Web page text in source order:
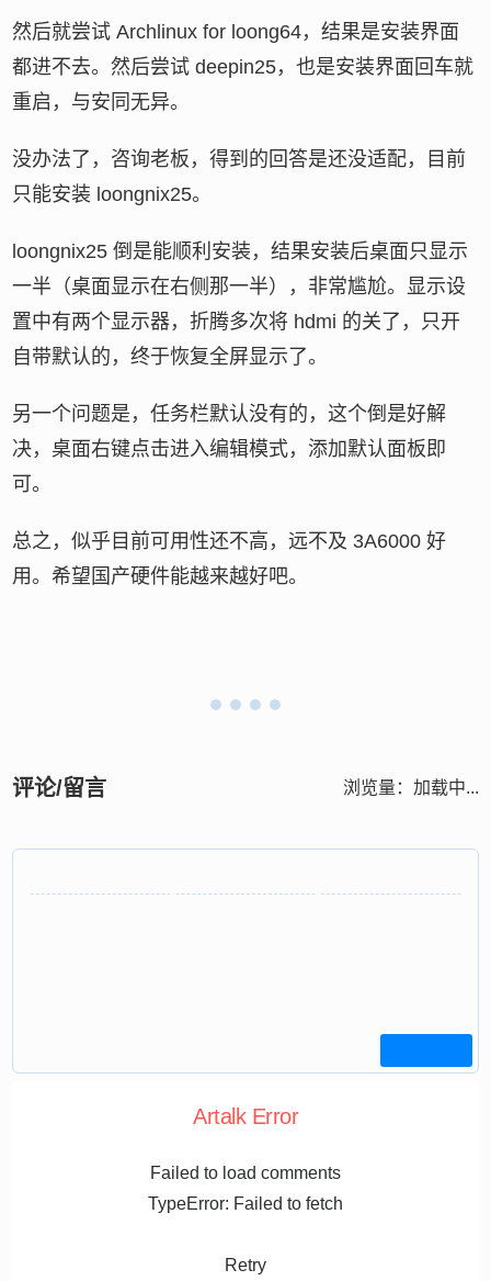
然后就尝试 Archlinux for loong64，结果是安装界面
都进不去。然后尝试 deepin25，也是安装界面回车就
重启，与安同无异。
没办法了，咨询老板，得到的回答是还没适配，目前
只能安装 loongnix25。
loongnix25 倒是能顺利安装，结果安装后桌面只显示
一半（桌面显示在右侧那一半），非常尴尬。显示设
置中有两个显示器，折腾多次将 hdmi 的关了，只开
自带默认的，终于恢复全屏显示了。
另一个问题是，任务栏默认没有的，这个倒是好解
决，桌面右键点击进入编辑模式，添加默认面板即
可。
总之，似乎目前可用性还不高，远不及 3A6000 好
用。希望国产硬件能越来越好吧。
评论/留言 浏览量： 加载中...
Artalk Error
Failed to load comments
TypeError: Failed to fetch
Retry